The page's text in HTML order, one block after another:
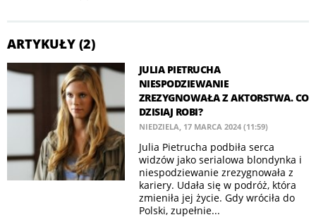
ARTYKUŁY (2)
JULIA PIETRUCHA
NIESPODZIEWANIE
ZREZYGNOWAŁA Z AKTORSTWA. CO
DZISIAJ ROBI?
NIEDZIELA, 17 MARCA 2024 (11:59)
Julia Pietrucha podbiła serca
widzów jako serialowa blondynka i
niespodziewanie zrezygnowała z
kariery. Udała się w podróż, która
zmieniła jej życie. Gdy wróciła do
Polski, zupełnie...